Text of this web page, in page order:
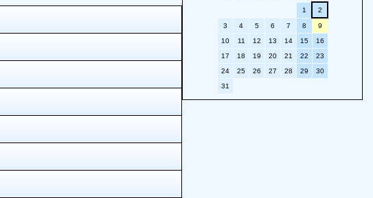
1
2
3 4 5 6 7 8
9
10
11 12 13 14 15
16
17
18 19 20 21 22
23
24
25 26 27 28 29
30
31